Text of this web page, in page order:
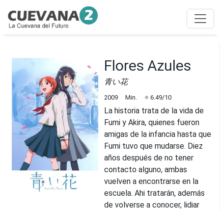
Flores Azules
青い花
2009 Min. ⭐ 6.49/10
La historia trata de la vida de
Fumi y Akira, quienes fueron
amigas de la infancia hasta que
Fumi tuvo que mudarse. Diez
años después de no tener
contacto alguno, ambas
vuelven a encontrarse en la
escuela. Ahi tratarán, además
de volverse a conocer, lidiar